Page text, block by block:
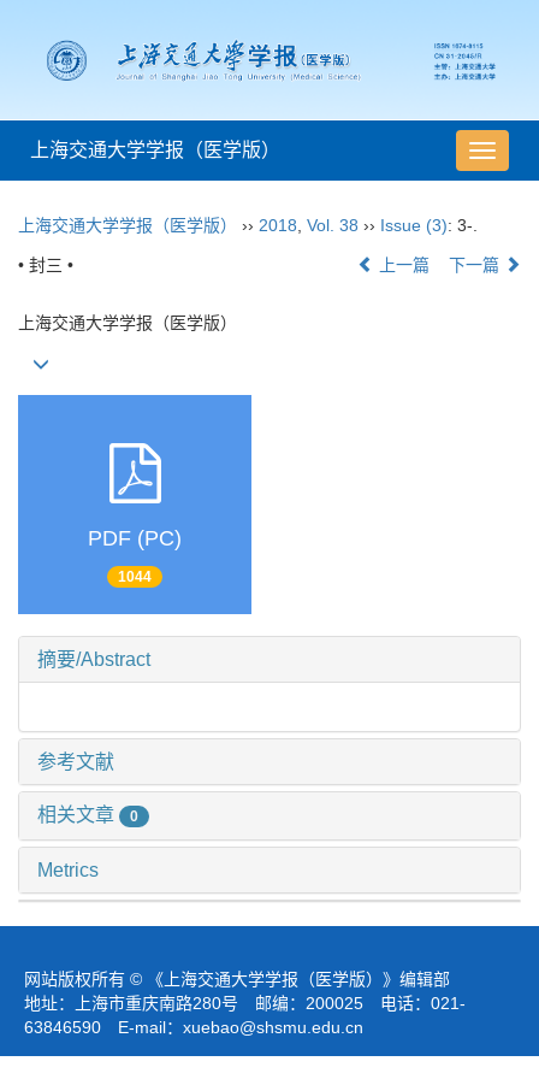
导
航
上海交通大学学报（医学版）
上海交通大学学报（医学版） ›› 2018 Vol. 38 ›› Issue (3): 3-.
• 封三 • 上一篇 下一篇
上海交通大学学报（医学版）
PDF (PC)
1044
摘要/Abstract
参考文献
相关文章 0
Metrics
网站版权所有 © 《上海交通大学学报（医学版）》编辑部
地址：上海市重庆南路280号 邮编：200025 电话：021-
63846590 E-mail： xuebao@shsmu.edu.cn